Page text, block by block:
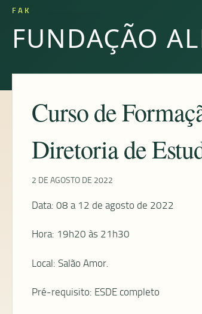
FAK
FUNDAÇÃO
Curso de
Diretoria de
2 DE AGOSTO DE 2022
Data: 08 a 12 de agosto de 2022
Hora: 19h20 às 21h30
Local: Salão Amor.
Pré-requisito: ESDE completo